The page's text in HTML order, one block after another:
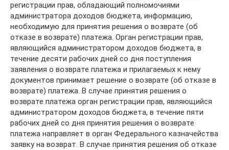
регистрации прав, обладающий полномочиями
администратора доходов бюджета, информацию,
необходимую для принятия решения о возврате (об
отказе в возврате) платежа. Орган регистрации прав,
являющийся администратором доходов бюджета, в
течение десяти рабочих дней со дня поступления
заявления о возврате платежа и прилагаемых к нему
документов принимает решение о возврате (об отказе в
возврате) платежа. В случае принятия решения о
возврате платежа орган регистрации прав, являющийся
администратором доходов бюджета, в течение пяти
рабочих дней со дня принятия решения о возврате
платежа направляет в орган Федерального казначейства
заявку на возврат. В случае принятия решения об отказе